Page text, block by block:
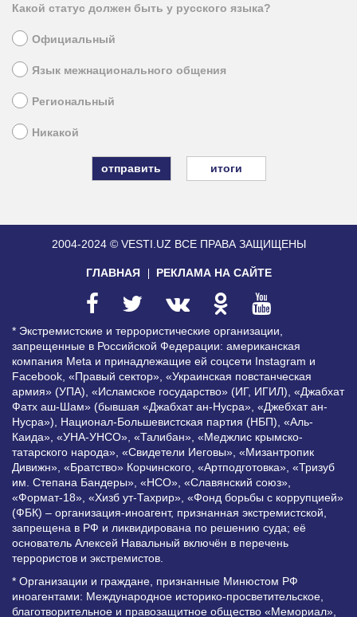
Какой статус должен быть у русского языка?
Официальный
Язык межнационального общения
Региональный
Никакой
итоги
2004-2024 © VESTI.UZ ВСЕ ПРАВА ЗАЩИЩЕНЫ
ГЛАВНАЯ РЕКЛАМА НА САЙТЕ
* Экстремистские и террористические организации,
запрещенные в Российской Федерации: американская
компания Meta и принадлежащие ей соцсети Instagram и
Facebook, «Правый сектор», «Украинская повстанческая
армия» (УПА), «Исламское государство» (ИГ, ИГИЛ), «Джабхат
Фатх аш-Шам» (бывшая «Джабхат ан-Нусра», «Джебхат ан-
Нусра»), Национал-Большевистская партия (НБП), «Аль-
Каида», «УНА-УНСО», «Талибан», «Меджлис крымско-
татарского народа», «Свидетели Иеговы», «Мизантропик
Дивижн», «Братство» Корчинского, «Артподготовка», «Тризуб
им. Степана Бандеры», «НСО», «Славянский союз»,
«Формат-18», «Хизб ут-Тахрир», «Фонд борьбы с коррупцией»
(ФБК) – организация-иноагент, признанная экстремистской,
запрещена в РФ и ликвидирована по решению суда; её
основатель Алексей Навальный включён в перечень
террористов и экстремистов.
* Организации и граждане, признанные Минюстом РФ
иноагентами: Международное историко-просветительское,
благотворительное и правозащитное общество «Мемориал»,